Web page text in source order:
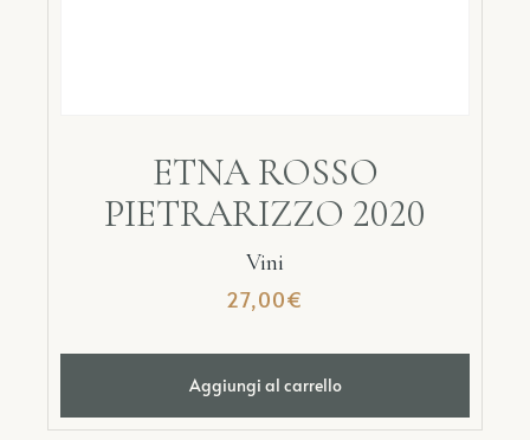
ETNA ROSSO
PIETRARIZZO 2020
Vini
27,00€
Aggiungi al carrello